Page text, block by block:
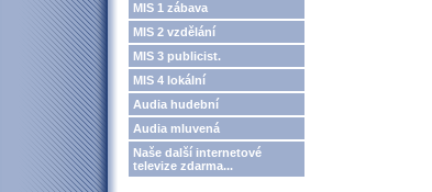
MIS 1 zábava
MIS 2 vzdělání
MIS 3 publicist.
MIS 4 lokální
Audia hudební
Audia mluvená
Naše další internetové
televize zdarma...